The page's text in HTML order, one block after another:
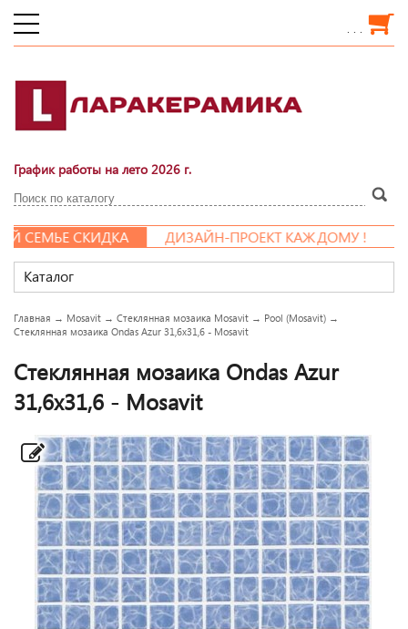
. . .
График работы на лето 2026 г.
СКИДКА
ДИЗАЙН-ПРОЕКТ КАЖДОМУ !
Каталог
Главная → Mosavit → Стеклянная мозаика Mosavit → Pool (Mosavit) →
Стеклянная мозаика Ondas Azur 31,6x31,6 - Mosavit
Стеклянная мозаика Ondas Azur
31,6x31,6 - Mosavit